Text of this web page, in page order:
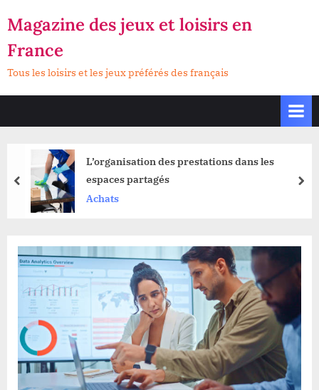
to
content
Magazine des jeux et loisirs en
France
Tous les loisirs et les jeux préférés des français
L’organisation des prestations dans les
espaces partagés
Achats
prev next